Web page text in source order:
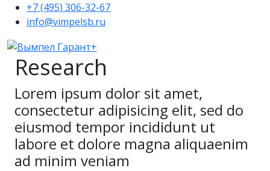
+7 (495) 306-32-67
info@vimpelsb.ru
Research
Lorem ipsum dolor sit amet,
consectetur adipisicing elit, sed do
eiusmod tempor incididunt ut
labore et dolore magna aliquaenim
ad minim veniam